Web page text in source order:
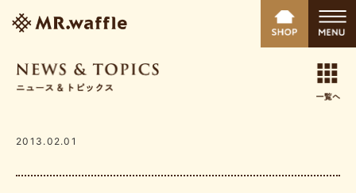
2013.02.01